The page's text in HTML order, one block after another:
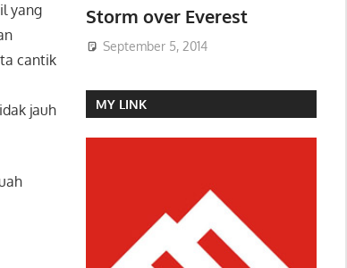
yang
cantik
jauh
Storm over Everest
September 5, 2014
MY LINK